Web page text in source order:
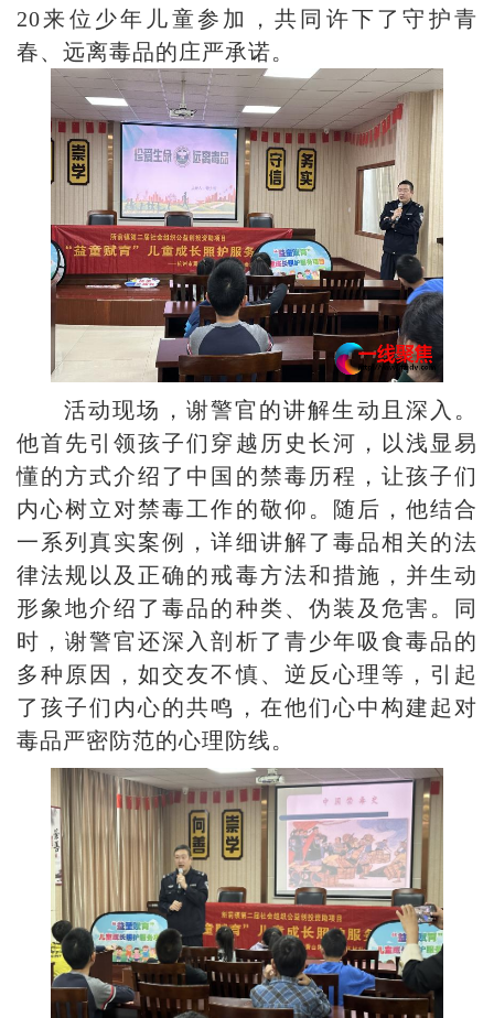
20来位少年儿童参加，共同许下了守护青
春、远离毒品的庄严承诺。
活动现场，谢警官的讲解生动且深入。
他首先引领孩子们穿越历史长河，以浅显易
懂的方式介绍了中国的禁毒历程，让孩子们
内心树立对禁毒工作的敬仰。随后，他结合
一系列真实案例，详细讲解了毒品相关的法
律法规以及正确的戒毒方法和措施，并生动
形象地介绍了毒品的种类、伪装及危害。同
时，谢警官还深入剖析了青少年吸食毒品的
多种原因，如交友不慎、逆反心理等，引起
了孩子们内心的共鸣，在他们心中构建起对
毒品严密防范的心理防线。